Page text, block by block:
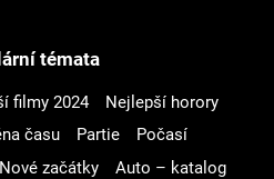
témata
filmy 2024
Nejlepší horory
času Partie
Počasí
začátky
Auto – katalog